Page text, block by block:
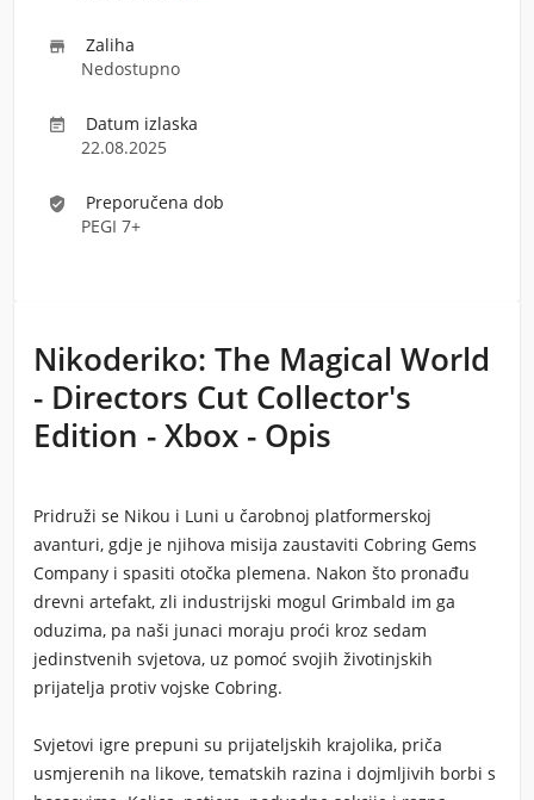

Zaliha
Nedostupno

Datum izlaska
22.08.2025
verified_user
Preporučena dob
PEGI 7+
Nikoderiko: The Magical World
- Directors Cut Collector's
Edition - Xbox - Opis
Pridruži se Nikou i Luni u čarobnoj platformerskoj
avanturi, gdje je njihova misija zaustaviti Cobring Gems
Company i spasiti otočka plemena. Nakon što pronađu
drevni artefakt, zli industrijski mogul Grimbald im ga
oduzima, pa naši junaci moraju proći kroz sedam
jedinstvenih svjetova, uz pomoć svojih životinjskih
prijatelja protiv vojske Cobring.
Svjetovi igre prepuni su prijateljskih krajolika, priča
usmjerenih na likove, tematskih razina i dojmljivih borbi s